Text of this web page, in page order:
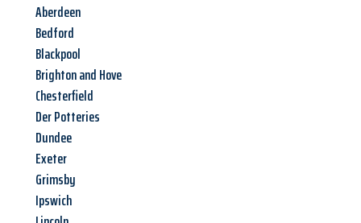
Aberdeen
Bedford
Blackpool
Brighton and Hove
Chesterfield
Der Potteries
Dundee
Exeter
Grimsby
Ipswich